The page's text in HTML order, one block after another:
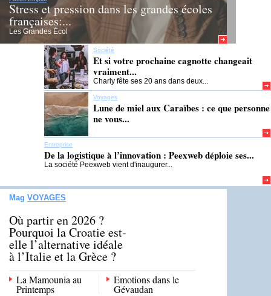
Stress et pression dans les grandes écoles
françaises:...
Les Grandes Écol
Société
Et si votre prochaine cagnotte changeait
vraiment...
Charly fête ses 20 ans dans deux...
Voyages
Lune de miel aux Caraïbes : ce que personne
ne vous...
Entreprise
De la logistique à l’innovation : Peexweb déploie ses...
La société Peexweb vient d'inaugurer...
Mag VOYAGES
Où partir en 2026 ?
Pourquoi la Croatie est-
elle l’alternative idéale
à l’Italie et la Grèce ?
La Mamounia au
Printemps
Emotions dans le
Gévaudan